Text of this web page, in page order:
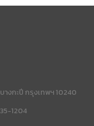
างกะปี กรุงเทพฯ 10240
1204